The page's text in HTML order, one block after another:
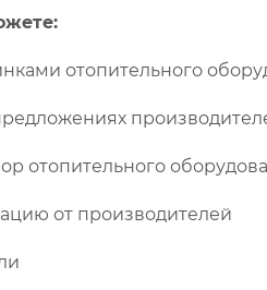
отопительного
отопительного
от производителей